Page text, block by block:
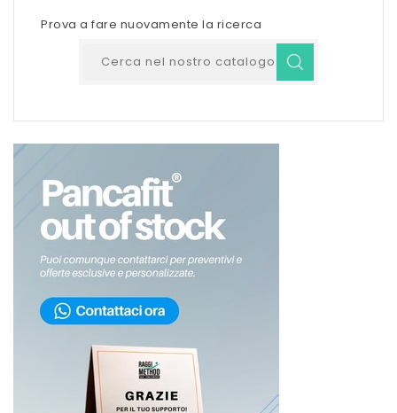
Prova a fare nuovamente la ricerca